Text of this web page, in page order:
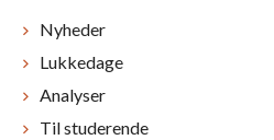
Nyheder
Lukkedage
Analyser
Til studerende